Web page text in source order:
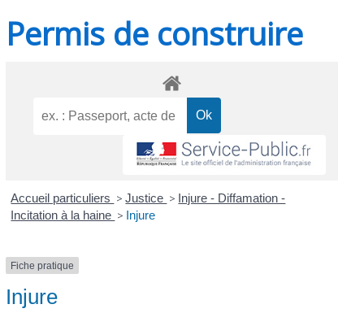
Permis de construire
Accueil particuliers > Justice > Injure - Diffamation -
Incitation à la haine > Injure
Fiche pratique
Injure